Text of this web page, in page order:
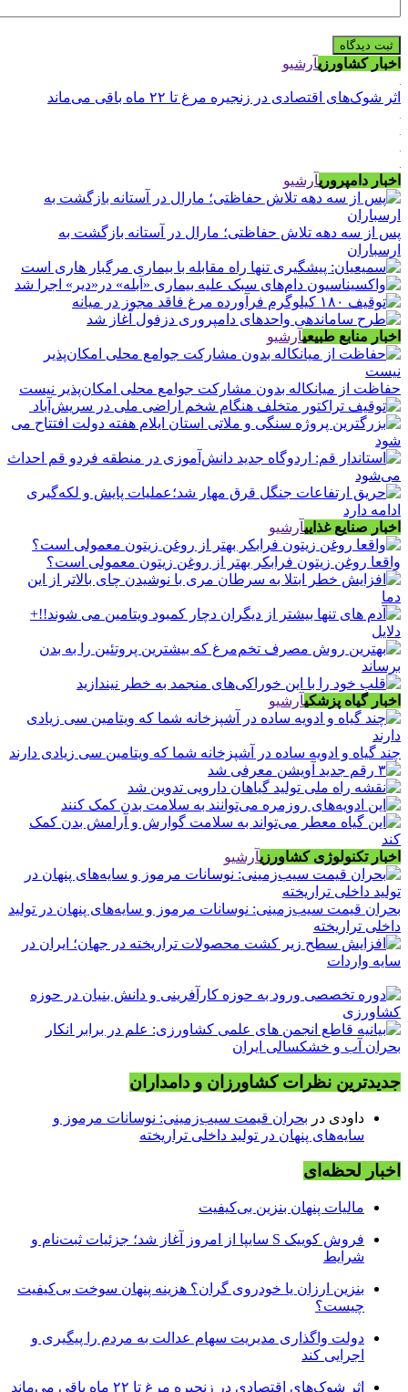
اخبار کشاورزیآرشیو
اثر شوک‌های اقتصادی در زنجیره مرغ تا ۲۲ ماه باقی می‌ماند
اخبار دامپروریآرشیو
پس از سه دهه تلاش حفاظتی؛ مارال در آستانه بازگشت به
ارسباران
اخبار منابع طبیعیآرشیو
حفاظت از میانکاله بدون مشارکت جوامع محلی امکان‌پذیر نیست
اخبار صنایع غذاییآرشیو
واقعا روغن زیتون فرابکر بهتر از روغن زیتون معمولی است؟
اخبار گیاه پزشکیآرشیو
چند گیاه و ادویه ساده در آشپزخانه شما که ویتامین سی زیادی دارند
اخبار تکنولوژی کشاورزیآرشیو
بحران قیمت سیب‌زمینی: نوسانات مرموز و سایه‌های پنهان در تولید
داخلی تراریخته
جدیدترین نظرات کشاورزان و دامداران
داودی در بحران قیمت سیب‌زمینی: نوسانات مرموز و
سایه‌های پنهان در تولید داخلی تراریخته
اخبار لحظه‌ای
مالیات پنهان بنزین بی‌کیفیت
فروش کوییک S سایپا از امروز آغاز شد؛ جزئیات ثبت‌نام و
شرایط
بنزین ارزان یا خودروی گران؟ هزینه پنهان سوخت بی‌کیفیت
چیست؟
دولت واگذاری مدیریت سهام عدالت به مردم را پیگیری و
اجرایی کند
اثر شوک‌های اقتصادی در زنجیره مرغ تا ۲۲ ماه باقی می‌ماند